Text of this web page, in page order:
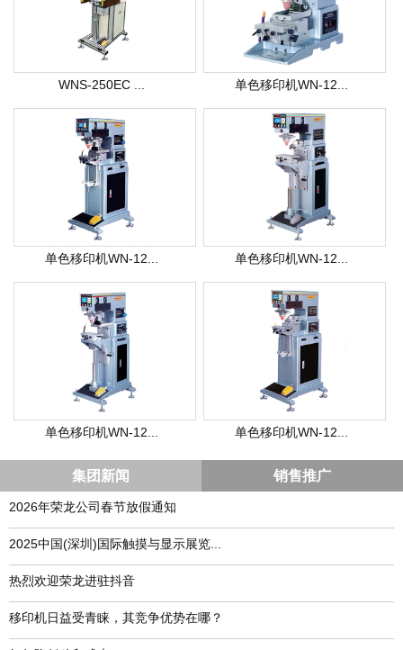
WNS-250EC ... 单色移印机WN-12...
单色移印机WN-12... 单色移印机WN-12...
单色移印机WN-12... 单色移印机WN-12...
集团新闻 销售推广
2026年荣龙公司春节放假通知
​2025中国(深圳)国际触摸与显示展览...
热烈欢迎荣龙进驻抖音
移印机日益受青睐，其竞争优势在哪？